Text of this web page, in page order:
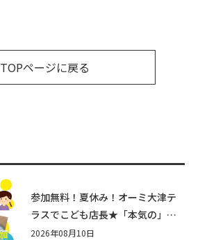
TOPページに戻る
参加無料！夏休み！オーミ大津テ
ラスでこども店長★「本気の」お
店屋さんごっこ8/22(土)開催！&ワ
2026年08月10日